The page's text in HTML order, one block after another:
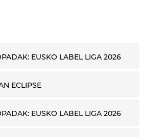
EUSKO LABEL LIGA 2026
ECLIPSE
EUSKO LABEL LIGA 2026